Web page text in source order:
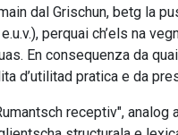
dal Grischun, betg la
perquai ch’els na
En consequenza da
d’utilitad pratica e da
receptiv", analog